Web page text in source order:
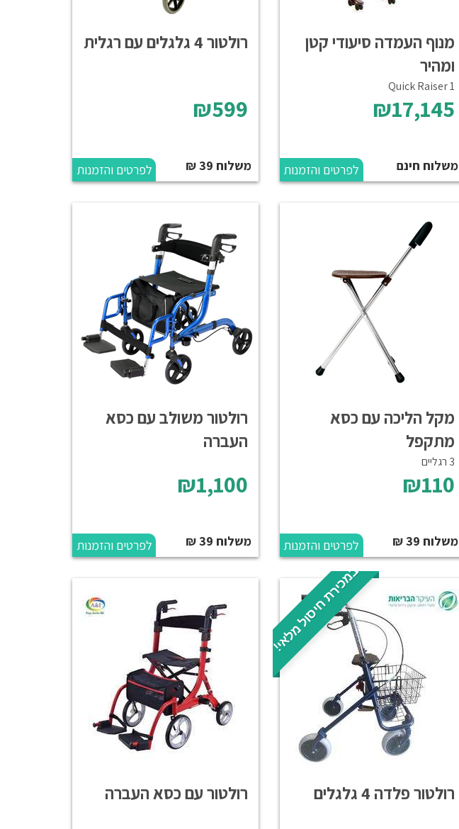
מנוף העמדה סיעודי קטן
ומהיר
Quick Raiser 1
₪17,145
משלוח חינם לפרטים והזמנות
רולטור 4 גלגלים עם רגלית
₪599
משלוח 39 ₪ לפרטים והזמנות
מקל הליכה עם כסא
מתקפל
3 רגליים
₪110
משלוח 39 ₪ לפרטים והזמנות
רולטור משולב עם כסא
העברה
₪1,100
משלוח 39 ₪ לפרטים והזמנות
במכירת חיסול מלאי!
רולטור פלדה 4 גלגלים רולטור עם כסא העברה